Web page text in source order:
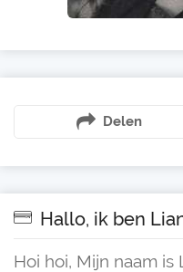
Delen
Hallo, ik ben
Hoi hoi, Mijn naam is